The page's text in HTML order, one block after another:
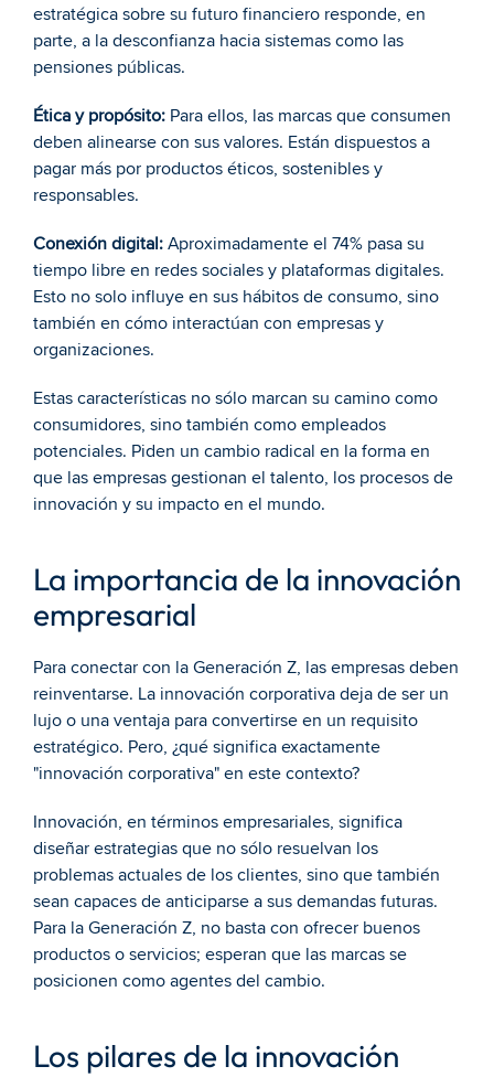
estratégica sobre su futuro financiero responde, en
parte, a la desconfianza hacia sistemas como las
pensiones públicas.
Ética y propósito: Para ellos, las marcas que consumen
deben alinearse con sus valores. Están dispuestos a
pagar más por productos éticos, sostenibles y
responsables.
Conexión digital: Aproximadamente el 74% pasa su
tiempo libre en redes sociales y plataformas digitales.
Esto no solo influye en sus hábitos de consumo, sino
también en cómo interactúan con empresas y
organizaciones.
Estas características no sólo marcan su camino como
consumidores, sino también como empleados
potenciales. Piden un cambio radical en la forma en
que las empresas gestionan el talento, los procesos de
innovación y su impacto en el mundo.
La importancia de la innovación
empresarial
Para conectar con la Generación Z, las empresas deben
reinventarse. La innovación corporativa deja de ser un
lujo o una ventaja para convertirse en un requisito
estratégico. Pero, ¿qué significa exactamente
"innovación corporativa" en este contexto?
Innovación, en términos empresariales, significa
diseñar estrategias que no sólo resuelvan los
problemas actuales de los clientes, sino que también
sean capaces de anticiparse a sus demandas futuras.
Para la Generación Z, no basta con ofrecer buenos
productos o servicios; esperan que las marcas se
posicionen como agentes del cambio.
Los pilares de la innovación